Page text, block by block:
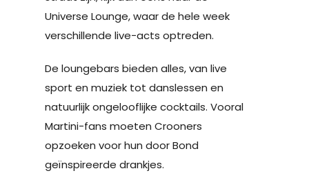
Universe Lounge, waar de hele week
verschillende live-acts optreden.
De loungebars bieden alles, van live
sport en muziek tot danslessen en
natuurlijk ongelooflijke cocktails. Vooral
Martini-fans moeten Crooners
opzoeken voor hun door Bond
geïnspireerde drankjes.